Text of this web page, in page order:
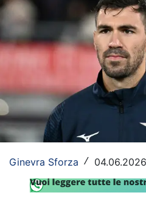
Calcio
Serie A
Champions League
Europa League
Altri Sport
Tennis
Ginevra Sforza /